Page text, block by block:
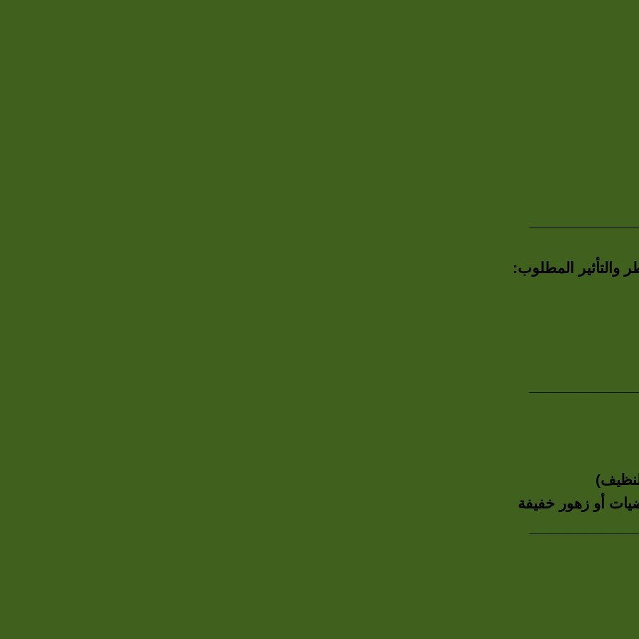
والتأثير المطلوب:
أو زهور خفيفة